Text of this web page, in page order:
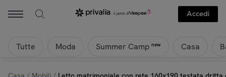
Accedi
Tutte Moda Summer Camp new Casa